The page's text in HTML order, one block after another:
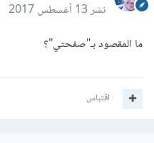
نشر13 أغسطس 2017
ما المقصود بـ"صفحتي"؟
اقتباس